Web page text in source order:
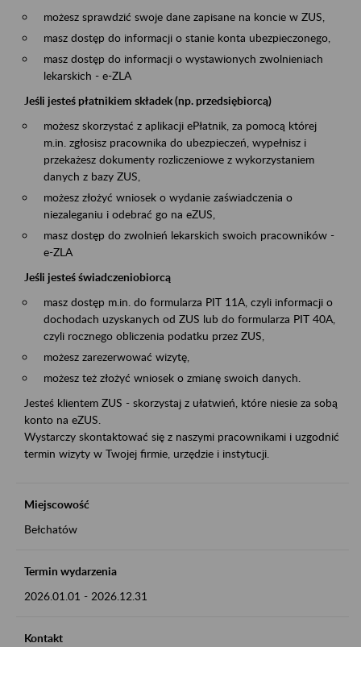
możesz sprawdzić swoje dane zapisane na koncie w ZUS,
masz dostęp do informacji o stanie konta ubezpieczonego,
masz dostęp do informacji o wystawionych zwolnieniach
lekarskich - e-ZLA
Jeśli jesteś płatnikiem składek (np. przedsiębiorcą)
możesz skorzystać z aplikacji ePłatnik, za pomocą której
m.in. zgłosisz pracownika do ubezpieczeń, wypełnisz i
przekażesz dokumenty rozliczeniowe z wykorzystaniem
danych z bazy ZUS,
możesz złożyć wniosek o wydanie zaświadczenia o
niezaleganiu i odebrać go na eZUS,
masz dostęp do zwolnień lekarskich swoich pracowników -
e-ZLA
Jeśli jesteś świadczeniobiorcą
masz dostęp m.in. do formularza PIT 11A, czyli informacji o
dochodach uzyskanych od ZUS lub do formularza PIT 40A,
czyli rocznego obliczenia podatku przez ZUS,
możesz zarezerwować wizytę,
możesz też złożyć wniosek o zmianę swoich danych.
Jesteś klientem ZUS - skorzystaj z ułatwień, które niesie za sobą
konto na eZUS.
Wystarczy skontaktować się z naszymi pracownikami i uzgodnić
termin wizyty w Twojej firmie, urzędzie i instytucji.
Miejscowość
Bełchatów
Termin wydarzenia
2026.01.01 - 2026.12.31
Kontakt